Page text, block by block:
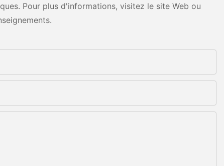
Pour plus d'informations, visitez le site Web ou